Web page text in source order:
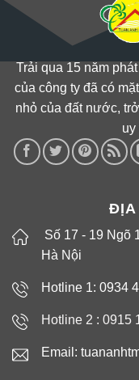
Trải qua 15 năm
của công ty đã có
nhỏ của đất nước,
uy
ĐỊA
Số 17 - 19 Ngõ
Hà Nội
Hotline 1: 0934
Hotline 2 : 0915
Email: